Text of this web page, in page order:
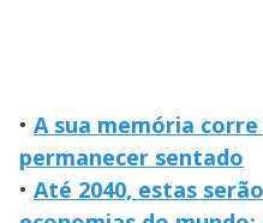
• A sua memória
permanecer sentado
• Até 2040, estas